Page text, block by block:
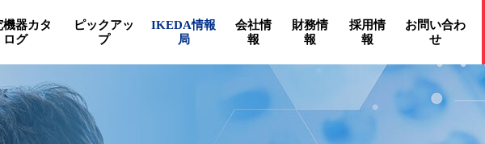
機器カタ
ログ
ピックアッ
プ
IKEDA情報
局
会社情
報
財務情
報
採用情
報
お問い合わ
せ